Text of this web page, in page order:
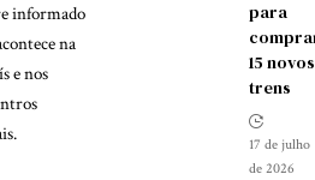
informado
na
e nos
para
15 novos
trens
17 de julho
de 2026